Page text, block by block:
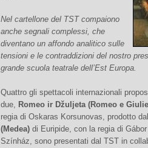
Nel cartellone del TST compaiono
anche segnali complessi, che
diventano un affondo analitico sulle
tensioni e le contraddizioni del nostro
grande scuola teatrale dell’Est Europa.
Quattro gli spettacoli internazionali
due, Romeo ir Džuljeta (Romeo e
regia di Oskaras Korsunovas, prodotto
(Medea) di Euripide, con la regia di
Színház, sono presentati dal TST in